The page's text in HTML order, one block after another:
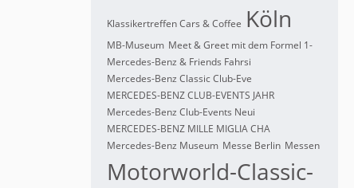
Klassikertreffen Cars & Coffee Köln
MB-Museum Meet & Greet mit dem Formel 1-
Mercedes-Benz & Friends Fahrsi
Mercedes-Benz Classic Club-Eve
MERCEDES-BENZ CLUB-EVENTS JAHR
Mercedes-Benz Club-Events Neui
MERCEDES-BENZ MILLE MIGLIA CHA
Mercedes-Benz Museum Messe Berlin Messen
Motorworld-Classic-